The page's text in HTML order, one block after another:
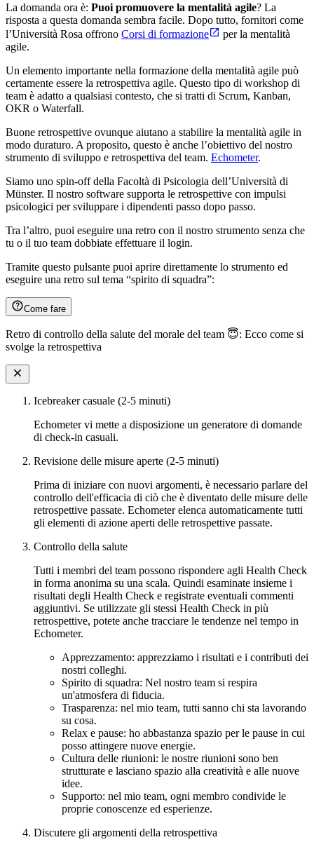
La domanda ora è: Puoi promuovere la mentalità agile? La
risposta a questa domanda sembra facile. Dopo tutto, fornitori come
l’Università Rosa offrono Corsi di formazione
per la mentalità
agile.
Un elemento importante nella formazione della mentalità agile può
certamente essere la retrospettiva agile. Questo tipo di workshop di
team è adatto a qualsiasi contesto, che si tratti di Scrum, Kanban,
OKR o Waterfall.
Buone retrospettive ovunque aiutano a stabilire la mentalità agile in
modo duraturo. A proposito, questo è anche l’obiettivo del nostro
strumento di sviluppo e retrospettiva del team. Echometer.
Siamo uno spin-off della Facoltà di Psicologia dell’Università di
Münster. Il nostro software supporta le retrospettive con impulsi
psicologici per sviluppare i dipendenti passo dopo passo.
Tra l’altro, puoi eseguire una retro con il nostro strumento senza che
tu o il tuo team dobbiate effettuare il login.
Tramite questo pulsante puoi aprire direttamente lo strumento ed
eseguire una retro sul tema “spirito di squadra”:
Come fare
Retro di controllo della salute del morale del team 😇: Ecco come si
svolge la retrospettiva
Icebreaker casuale (2-5 minuti)
Echometer vi mette a disposizione un generatore di domande
di check-in casuali.
Revisione delle misure aperte (2-5 minuti)
Prima di iniziare con nuovi argomenti, è necessario parlare del
controllo dell'efficacia di ciò che è diventato delle misure delle
retrospettive passate. Echometer elenca automaticamente tutti
gli elementi di azione aperti delle retrospettive passate.
Controllo della salute
Tutti i membri del team possono rispondere agli Health Check
in forma anonima su una scala. Quindi esaminate insieme i
risultati degli Health Check e registrate eventuali commenti
aggiuntivi. Se utilizzate gli stessi Health Check in più
retrospettive, potete anche tracciare le tendenze nel tempo in
Echometer.
Apprezzamento: apprezziamo i risultati e i contributi dei
nostri colleghi.
Spirito di squadra: Nel nostro team si respira
un'atmosfera di fiducia.
Trasparenza: nel mio team, tutti sanno chi sta lavorando
su cosa.
Relax e pause: ho abbastanza spazio per le pause in cui
posso attingere nuove energie.
Cultura delle riunioni: le nostre riunioni sono ben
strutturate e lasciano spazio alla creatività e alle nuove
idee.
Supporto: nel mio team, ogni membro condivide le
proprie conoscenze ed esperienze.
Discutere gli argomenti della retrospettiva